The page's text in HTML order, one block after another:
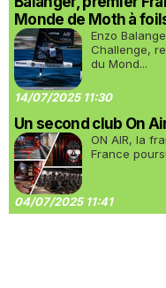
Monde de Moth à
Enzo
Challenge,
du Mond...
14/07/2025 11:30
Un second club On
ON AIR, la
France
04/07/2025 11:41